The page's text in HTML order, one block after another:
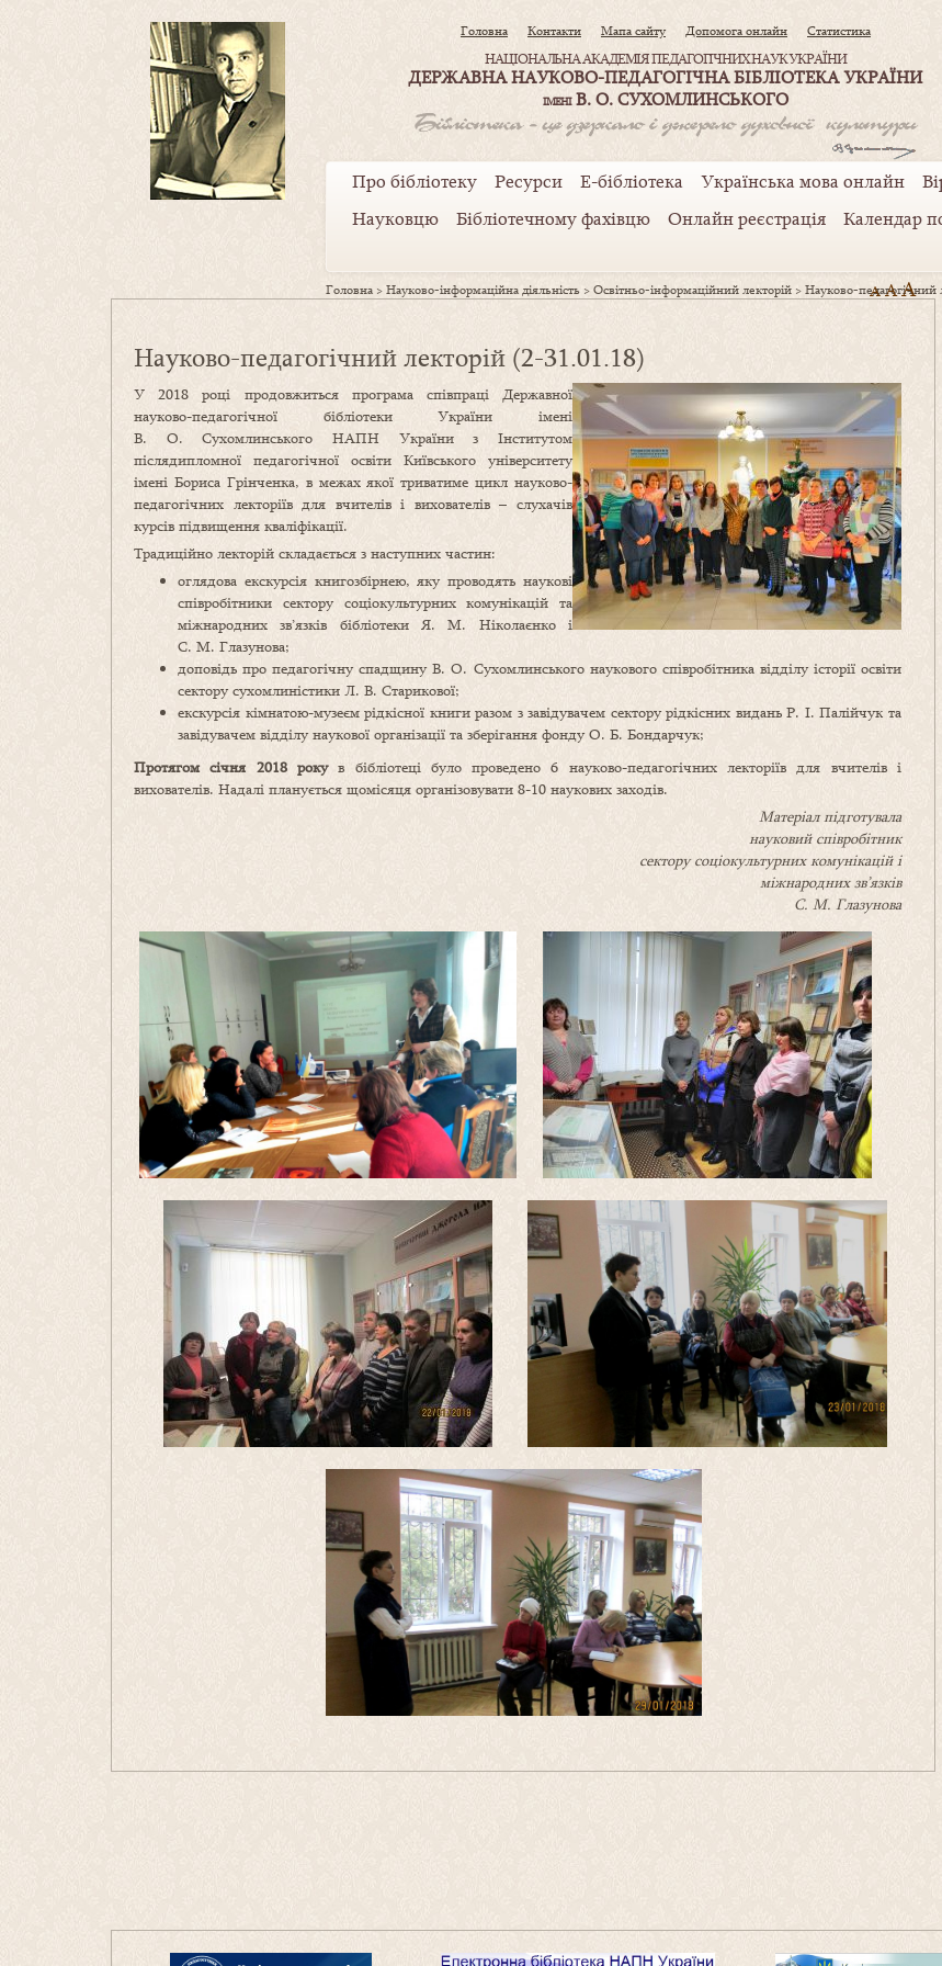
Головна Контакти Мапа сайту Допомога онлайн Статистика
НАЦІОНАЛЬНА АКАДЕМІЯ ПЕДАГОГІЧНИХ НАУК УКРАЇНИ
ДЕРЖАВНА НАУКОВО-ПЕДАГОГІЧНА БІБЛІОТЕКА УКРАЇНИ
ІМЕНІВ. О. СУХОМЛИНСЬКОГО
Про бібліотеку Ресурси Е-бібліотека Українська мова онлайн
Науковцю
Бібліотечному фахівцю Онлайн реєстрація Календар
Головна >Науково-інформаційна діяльність >Освітньо-інформаційний лекторій >Науково-педагогічний
A AA
Науково-педагогічний лекторій (2-31.01.18)
У 2018 році продовжиться програма співпраці Державної
науково-педагогічної бібліотеки України імені
В. О. Сухомлинського НАПН України з Інститутом
післядипломної педагогічної освіти Київського університету
імені Бориса Грінченка, в межах якої триватиме цикл науково-
педагогічних лекторіїв для вчителів і вихователів – слухачів
курсів підвищення кваліфікації.
Традиційно лекторій складається з наступних частин:
оглядова екскурсія книгозбірнею, яку проводять наукові
співробітники сектору соціокультурних комунікацій та
міжнародних зв’язків бібліотеки Я. М. Ніколаєнко і
С. М. Глазунова;
доповідь про педагогічну спадщину В. О. Сухомлинського наукового співробітника відділу історії освіти
сектору сухомлиністики Л. В. Старикової;
екскурсія кімнатою-музеєм рідкісної книги разом з завідувачем сектору рідкісних видань Р. І. Палійчук та
завідувачем відділу наукової організації та зберігання фонду О. Б. Бондарчук;
Протягом січня 2018 рокув бібліотеці було проведено 6 науково-педагогічних лекторіїв для вчителів і
вихователів. Надалі планується щомісяця організовувати 8-10 наукових заходів.
Матеріал підготувала
науковий співробітник
сектору соціокультурних комунікацій і
міжнародних зв’язків
С. М. Глазунова